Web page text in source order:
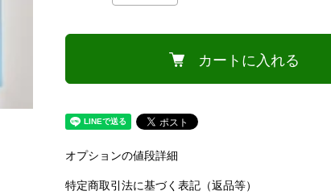
カートに入れる
オプションの値段詳細
特定商取引法に基づく表記（返品等）